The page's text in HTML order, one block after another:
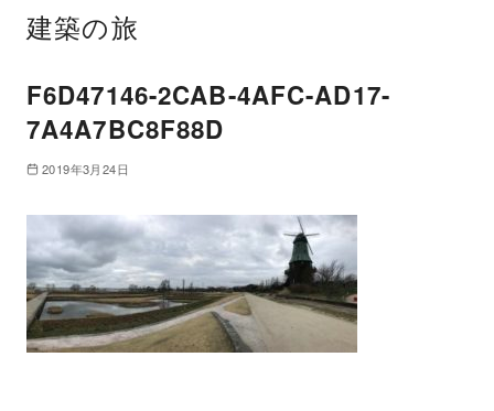
建築の旅
F6D47146-2CAB-4AFC-AD17-
7A4A7BC8F88D
2019年3月24日